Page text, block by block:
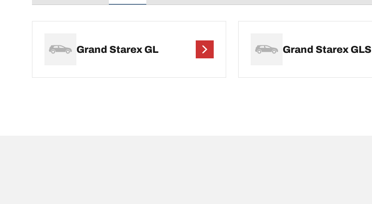
Grand Starex GL Grand Starex GLS